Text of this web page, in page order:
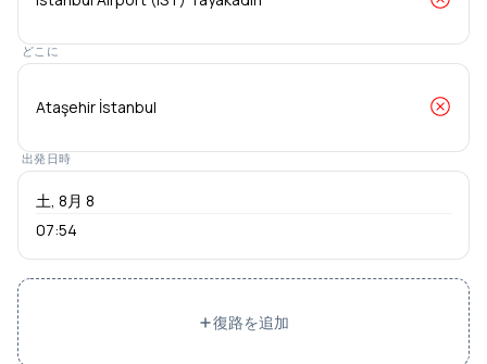
どこに
出発日時
07:54
復路を追加